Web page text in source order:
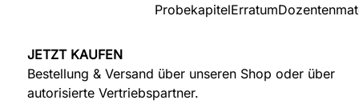
ProbekapitelErratum
JETZT KAUFEN
Bestellung & Versand über unseren Shop oder über
autorisierte Vertriebspartner.